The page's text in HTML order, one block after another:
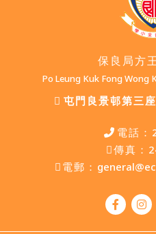
保良局方
Po Leung Kuk Fong Wong
屯門良景邨第三
電話：
傳真：
電郵：